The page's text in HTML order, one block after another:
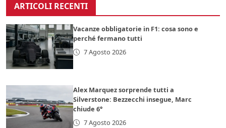
ARTICOLI RECENTI
Vacanze obbligatorie in F1: cosa sono e
perché fermano tutti
7 Agosto 2026
Alex Marquez sorprende tutti a
Silverstone: Bezzecchi insegue, Marc
chiude 6°
7 Agosto 2026